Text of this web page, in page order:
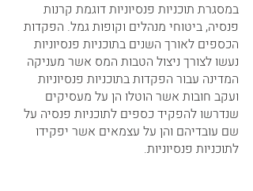
במסגרת תוכניות פנסיוניות דוגמת קרנות
פנסיה, ביטוחי מנהלים וקופות גמל. הפקדות
הכספים לאורך השנים בתוכניות פנסיוניות
נעשו לצורך ניצול הטבות המס אשר מעניקה
המדינה עבור הפקדות בתוכניות פנסיוניות
ועקב חובות אשר הוטלו הן על מעסיקים
שנדרשו להפקיד כספים לתוכניות פנסיה על
שם עובדיהם והן על עצמאים אשר יפקידו
לתוכניות פנסיוניות.